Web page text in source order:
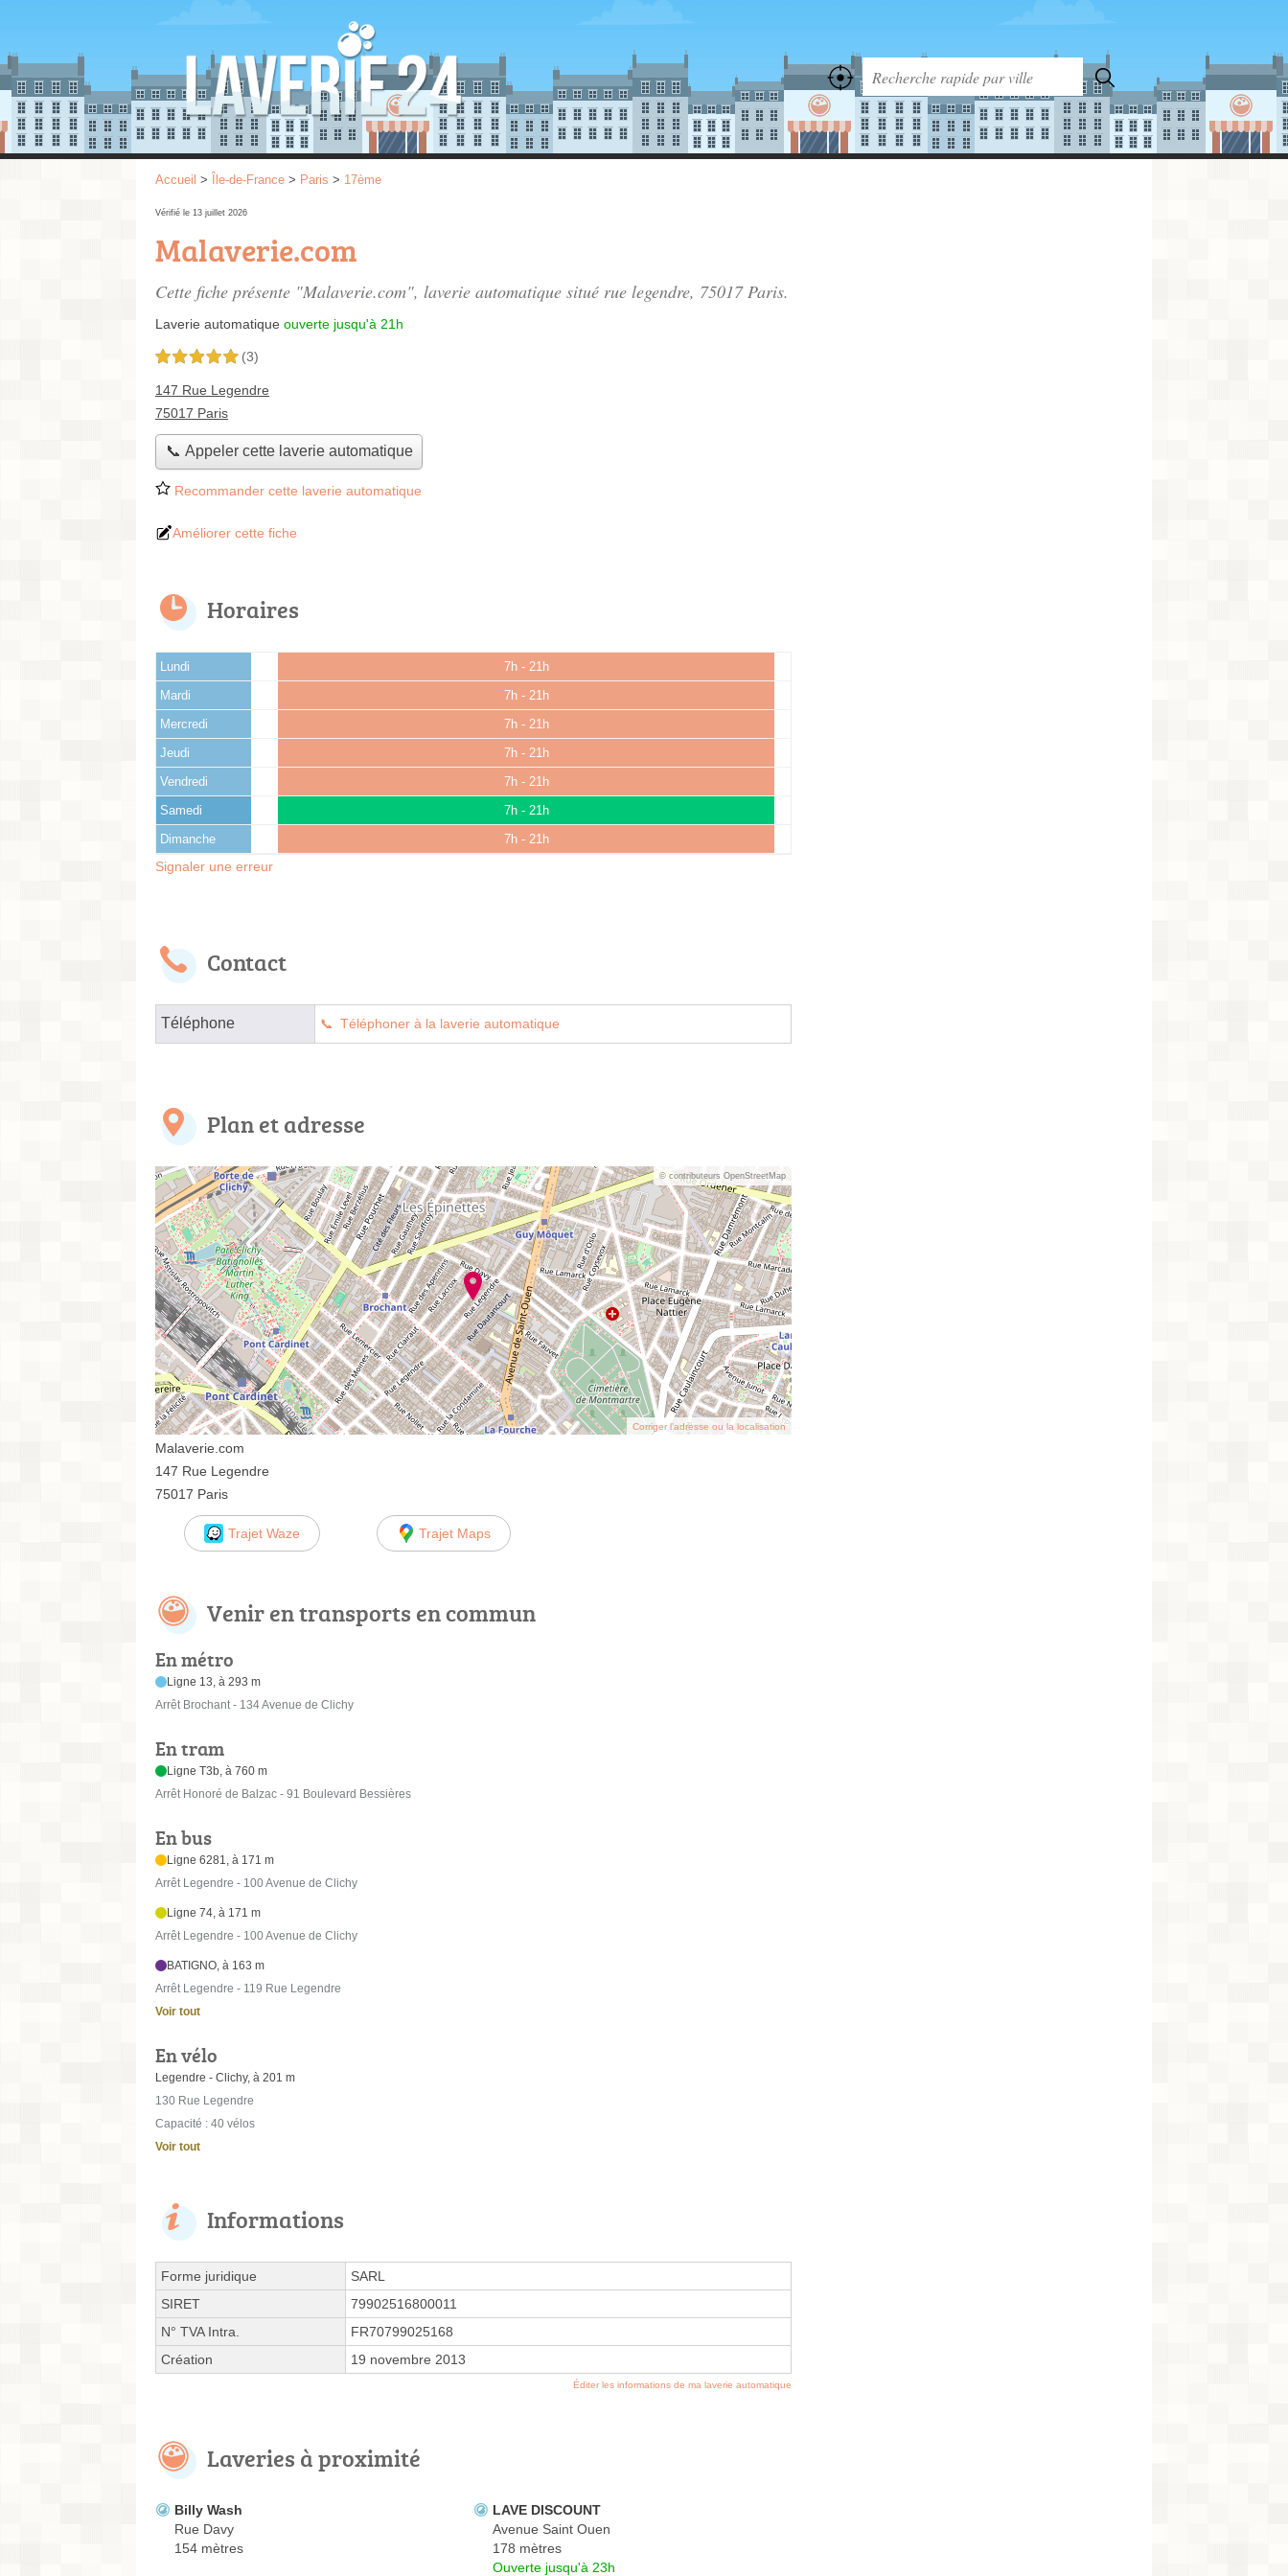
Accueil > Île-de-France > Paris > 17ème
Vérifié le 13 juillet 2026
Malaverie.com
Cette fiche présente "Malaverie.com", laverie automatique situé rue legendre, 75017 Paris.
Laverie automatique ouverte jusqu'à 21h
5,0 étoiles sur 5 (3)
147 Rue Legendre
75017 Paris
📞 Appeler cette laverie automatique
Recommander cette laverie automatique
Améliorer cette fiche
Horaires
Lundi 7h - 21h
Mardi 7h - 21h
Mercredi 7h - 21h
Jeudi 7h - 21h
Vendredi 7h - 21h
Samedi 7h - 21h
Dimanche 7h - 21h
Signaler une erreur
Contact
Téléphone Téléphoner à la laverie automatique
Plan et adresse
© contributeurs OpenStreetMap
Corriger l’adresse ou la localisation
Malaverie.com
147 Rue Legendre
75017 Paris
Trajet Waze Trajet Maps
Venir en transports en commun
En métro
Ligne 13, à 293 m
Arrêt Brochant - 134 Avenue de Clichy
En tram
Ligne T3b, à 760 m
Arrêt Honoré de Balzac - 91 Boulevard Bessières
En bus
Ligne 6281, à 171 m
Arrêt Legendre - 100 Avenue de Clichy
Ligne 74, à 171 m
Arrêt Legendre - 100 Avenue de Clichy
BATIGNO, à 163 m
Arrêt Legendre - 119 Rue Legendre
Voir tout
En vélo
Legendre - Clichy, à 201 m
130 Rue Legendre
Capacité : 40 vélos
Voir tout
Informations
Forme juridique
SARL
SIRET
79902516800011
N° TVA Intra.
FR70799025168
Création
19 novembre 2013
Éditer les informations de ma laverie automatique
Laveries à proximité
Billy Wash
Rue Davy
154 mètres
LAVE DISCOUNT
Avenue Saint Ouen
178 mètres
Ouverte jusqu'à 23h